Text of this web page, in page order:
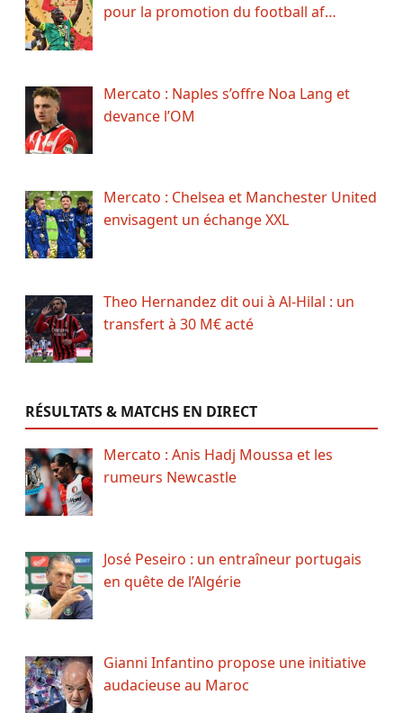
pour la promotion du football af…
Mercato : Naples s’offre Noa Lang et
devance l’OM
Mercato : Chelsea et Manchester United
envisagent un échange XXL
Theo Hernandez dit oui à Al-Hilal : un
transfert à 30 M€ acté
RÉSULTATS & MATCHS EN DIRECT
Mercato : Anis Hadj Moussa et les
rumeurs Newcastle
José Peseiro : un entraîneur portugais
en quête de l’Algérie
Gianni Infantino propose une initiative
audacieuse au Maroc